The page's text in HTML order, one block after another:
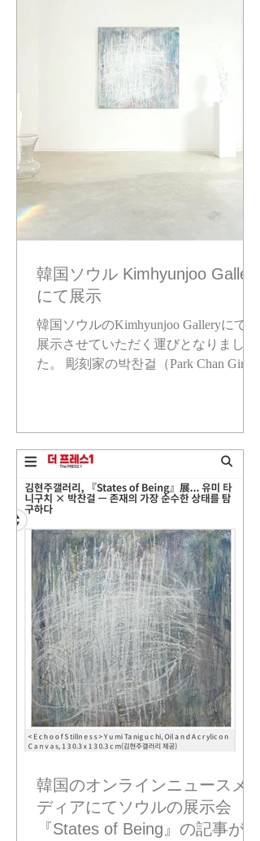
韓国ソウル Kimhyunjoo Gallery
にて展示
韓国ソウルのKimhyunjoo Galleryにて、
展示させていただく運びとなりまし
た。 彫刻家の박찬걸（Park Chan Girl）
27日（木） 韓国ソウル Kimhyunjoo
Gallery https://khjgallery.com/ ※9日、私
も在廊いたします。ぜひ遊びにいらし
요! 🇰🇷 저는 일본에서 ‘무구한 충동(無
垢な衝動)’을 주제로 활동하고 있는 현
대미술 작가, 유미 다니구치(Yumi
Taniguchi)입니다. 오늘부터 서울 김현주
갤러리에서 전시회 「States of Being」
이 시작됩니다. 🕊️ 이번 전시에서 조각
가 박찬걸 작가님과 함께 전시하게 되어
매우 영광입니다. 🤍 귀한 시간 내어 전
시를 관람해 주신다면 큰 영광으로 생각
하겠습니다. 여러분을 직접 만나
韓国のオンラインニュースメ
ディアにてソウルの展示会
『States of Being』の記事が掲